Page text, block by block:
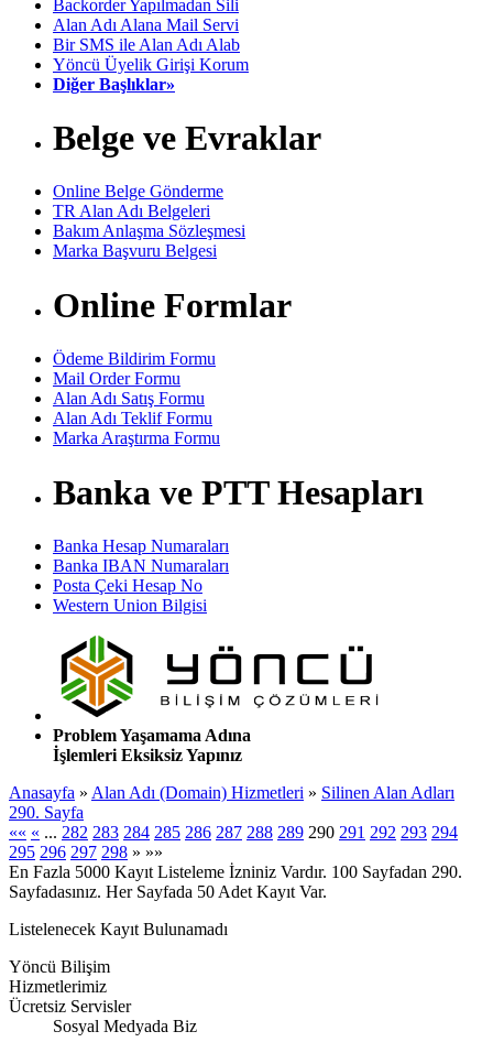
Backorder Yapılmadan Sili
Alan Adı Alana Mail Servi
Bir SMS ile Alan Adı Alab
Yöncü Üyelik Girişi Korum
Diğer Başlıklar»
Belge ve Evraklar
Online Belge Gönderme
TR Alan Adı Belgeleri
Bakım Anlaşma Sözleşmesi
Marka Başvuru Belgesi
Online Formlar
Ödeme Bildirim Formu
Mail Order Formu
Alan Adı Satış Formu
Alan Adı Teklif Formu
Marka Araştırma Formu
Banka ve PTT Hesapları
Banka Hesap Numaraları
Banka IBAN Numaraları
Posta Çeki Hesap No
Western Union Bilgisi
Problem Yaşamama Adına
İşlemleri Eksiksiz Yapınız
Anasayfa » Alan Adı (Domain) Hizmetleri » Silinen Alan Adları
290. Sayfa
«« « ... 282 283 284 285 286 287 288 289 290 291 292 293 294
295 296 297 298 » »»
En Fazla 5000 Kayıt Listeleme İzniniz Vardır. 100 Sayfadan 290.
Sayfadasınız. Her Sayfada 50 Adet Kayıt Var.
Listelenecek Kayıt Bulunamadı
Yöncü Bilişim
Hizmetlerimiz
Ücretsiz Servisler
Sosyal Medyada Biz